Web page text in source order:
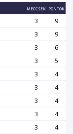
MECCSEK PONTOK
3
9
3
9
3
6
3
5
3
4
3
4
3
4
3
4
3
4